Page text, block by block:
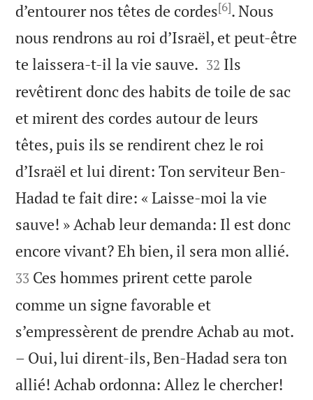
d’entourer nos têtes de cordes[6]. Nous
nous rendrons au roi d’Israël, et peut-être
te laissera-t-il la vie sauve. 

32 Ils
revêtirent donc des habits de toile de sac
et mirent des cordes autour de leurs
têtes, puis ils se rendirent chez le roi
d’Israël et lui dirent: Ton serviteur Ben-
Hadad te fait dire: « Laisse-moi la vie
sauve! » Achab leur demanda: Il est donc
encore vivant? Eh bien, il sera mon allié.
33 Ces hommes prirent cette parole
comme un signe favorable et
s’empressèrent de prendre Achab au mot.
– Oui, lui dirent-ils, Ben-Hadad sera ton
allié! Achab ordonna: Allez le chercher!